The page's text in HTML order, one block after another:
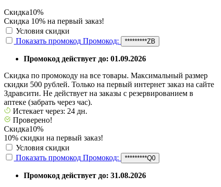
Скидка10%
Скидка 10% на первый заказ!
Условия скидки
Показать промокод Промокод: *********ZB
Промокод действует до: 01.09.2026
Скидка по промокоду на все товары. Максимальный размер
скидки 500 рублей. Только на первый интернет заказ на сайте
Здравсити. Не действует на заказы с резервированием в
аптеке (забрать через час).
Истекает через: 24 дн.
Проверено!
Скидка10%
10% скидки на первый заказ!
Условия скидки
Показать промокод Промокод: *********Q0
Промокод действует до: 31.08.2026